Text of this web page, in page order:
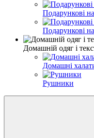
Подарункові
Подарункові
Домашній одяг і
Домашні
Рушники